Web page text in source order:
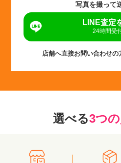
写真を撮って
LINE査定
24時間受
店舗へ直接お問い合わせの
選べる3つ